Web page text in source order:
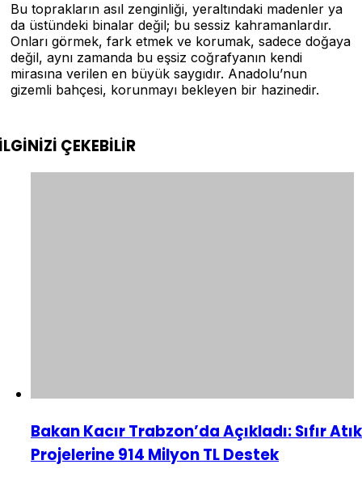
Bu toprakların asıl zenginliği, yeraltındaki madenler ya
da üstündeki binalar değil; bu sessiz kahramanlardır.
Onları görmek, fark etmek ve korumak, sadece doğaya
değil, aynı zamanda bu eşsiz coğrafyanın kendi
mirasına verilen en büyük saygıdır. Anadolu’nun
gizemli bahçesi, korunmayı bekleyen bir hazinedir.
ÇEKEBİLİR
Bakan Kacır Trabzon’da Açıkladı: Sıfır Atık
Projelerine 914 Milyon TL Destek